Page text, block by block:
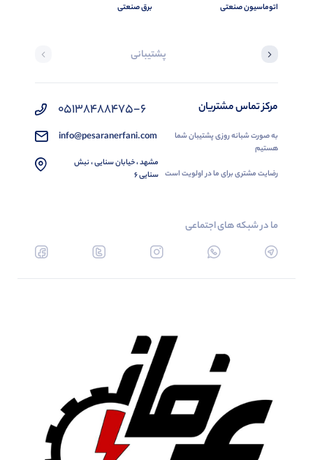
اتوماسیون صنعتی برق صنعتی
پشتیبانی
مرکز تماس مشتریان
به صورت شبانه روزی پشتیبان شما
هستیم
رضایت مشتری برای ما در اولویت است
05138488475-6
info@pesaranerfani.com
مشهد ، خیابان سنایی ، نبش
سنایی 6
ما در شبکه های اجتماعی